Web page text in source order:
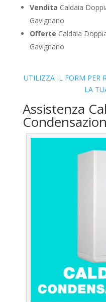
Vendita Caldaia
Gavignano
Offerte Caldaia
Gavignano
UTILIZZA IL FORM PER
LA
Assistenza